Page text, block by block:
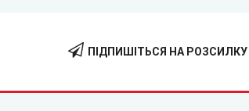
ПІДПИШІТЬСЯ НА РОЗСИЛКУ